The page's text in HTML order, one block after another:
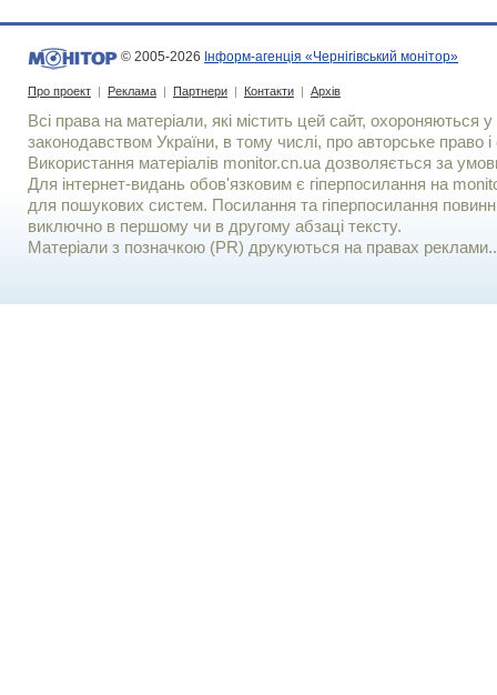
© 2005-2026 Інформ-агенція «Чернігівський монітор»
Про проект | Реклама | Партнери | Контакти | Архів
Всі права на матеріали, які містить цей сайт, охороняються у
законодавством України, в тому числі, про авторське право і
Використання матерiалiв monitor.cn.ua дозволяється за
Для iнтернет-видань обов'язковим є гiперпосилання на
для пошукових систем. Посилання та гіперпосилання
виключно в першому чи в другому абзаці тексту.
Матеріали з позначкою (PR) друкуються на правах реклами..